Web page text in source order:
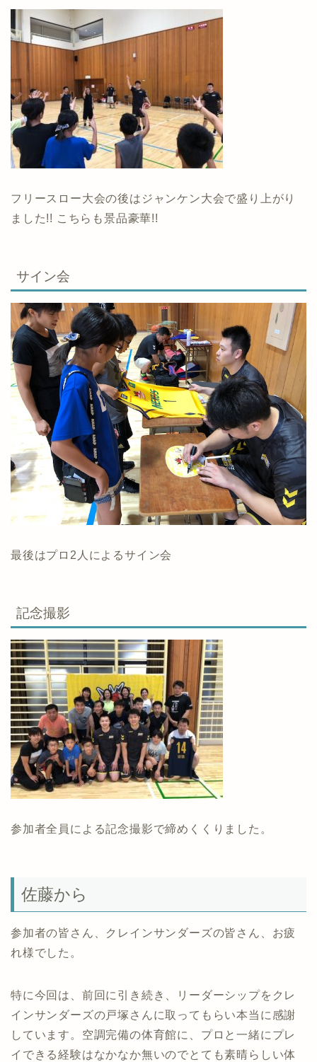
フリースロー大会の後はジャンケン大会で盛り上がり
ました!! こちらも景品豪華!!
サイン会
最後はプロ2人によるサイン会
記念撮影
参加者全員による記念撮影で締めくくりました。
佐藤から
参加者の皆さん、クレインサンダーズの皆さん、お疲
れ様でした。
特に今回は、前回に引き続き、リーダーシップをクレ
インサンダーズの戸塚さんに取ってもらい本当に感謝
しています。空調完備の体育館に、プロと一緒にプレ
イできる経験はなかなか無いのでとても素晴らしい体